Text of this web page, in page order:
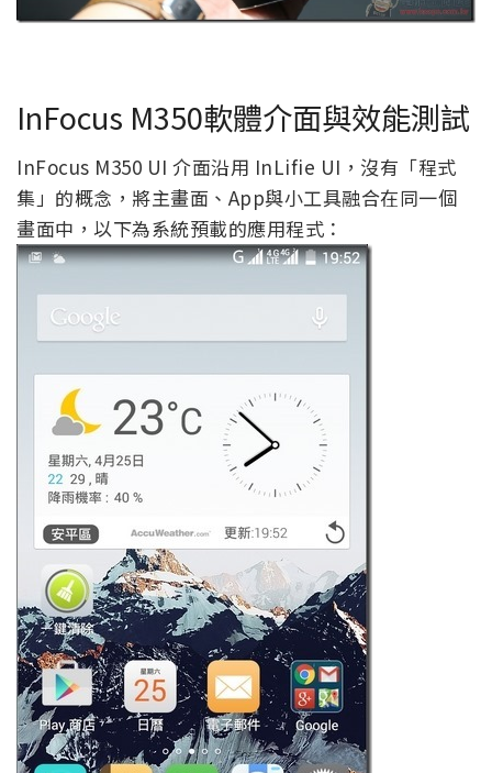
InFocus M350軟體介面與效能測試
InFocus M350 UI 介面沿用 InLifie UI，沒有「程式
集」的概念，將主畫面、App與小工具融合在同一個
畫面中，以下為系統預載的應用程式：